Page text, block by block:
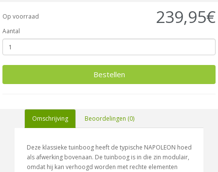
Op voorraad 239,95€
Aantal
Bestellen
Omschrijving Beoordelingen (0)
Deze klassieke tuinboog heeft de typische NAPOLEON hoed
als afwerking bovenaan. De tuinboog is in die zin modulair,
omdat hij kan verhoogd worden met rechte elementen